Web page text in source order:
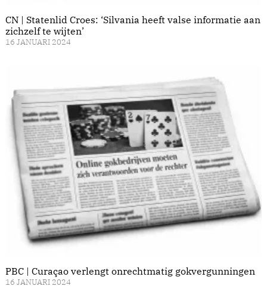
CN | Statenlid Croes: ‘Silvania heeft valse informatie aan
zichzelf te wijten’
16 JANUARI 2024
PBC | Curaçao verlengt onrechtmatig gokvergunningen
16 JANUARI 2024